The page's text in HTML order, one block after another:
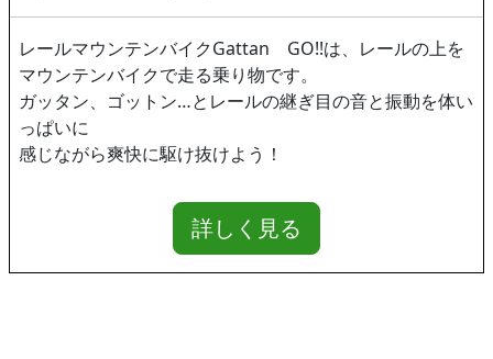
レールマウンテンバイクGattan GO!!は、レールの上を
マウンテンバイクで走る乗り物です。
ガッタン、ゴットン…とレールの継ぎ目の音と振動を体い
っぱいに
感じながら爽快に駆け抜けよう！
詳しく見る